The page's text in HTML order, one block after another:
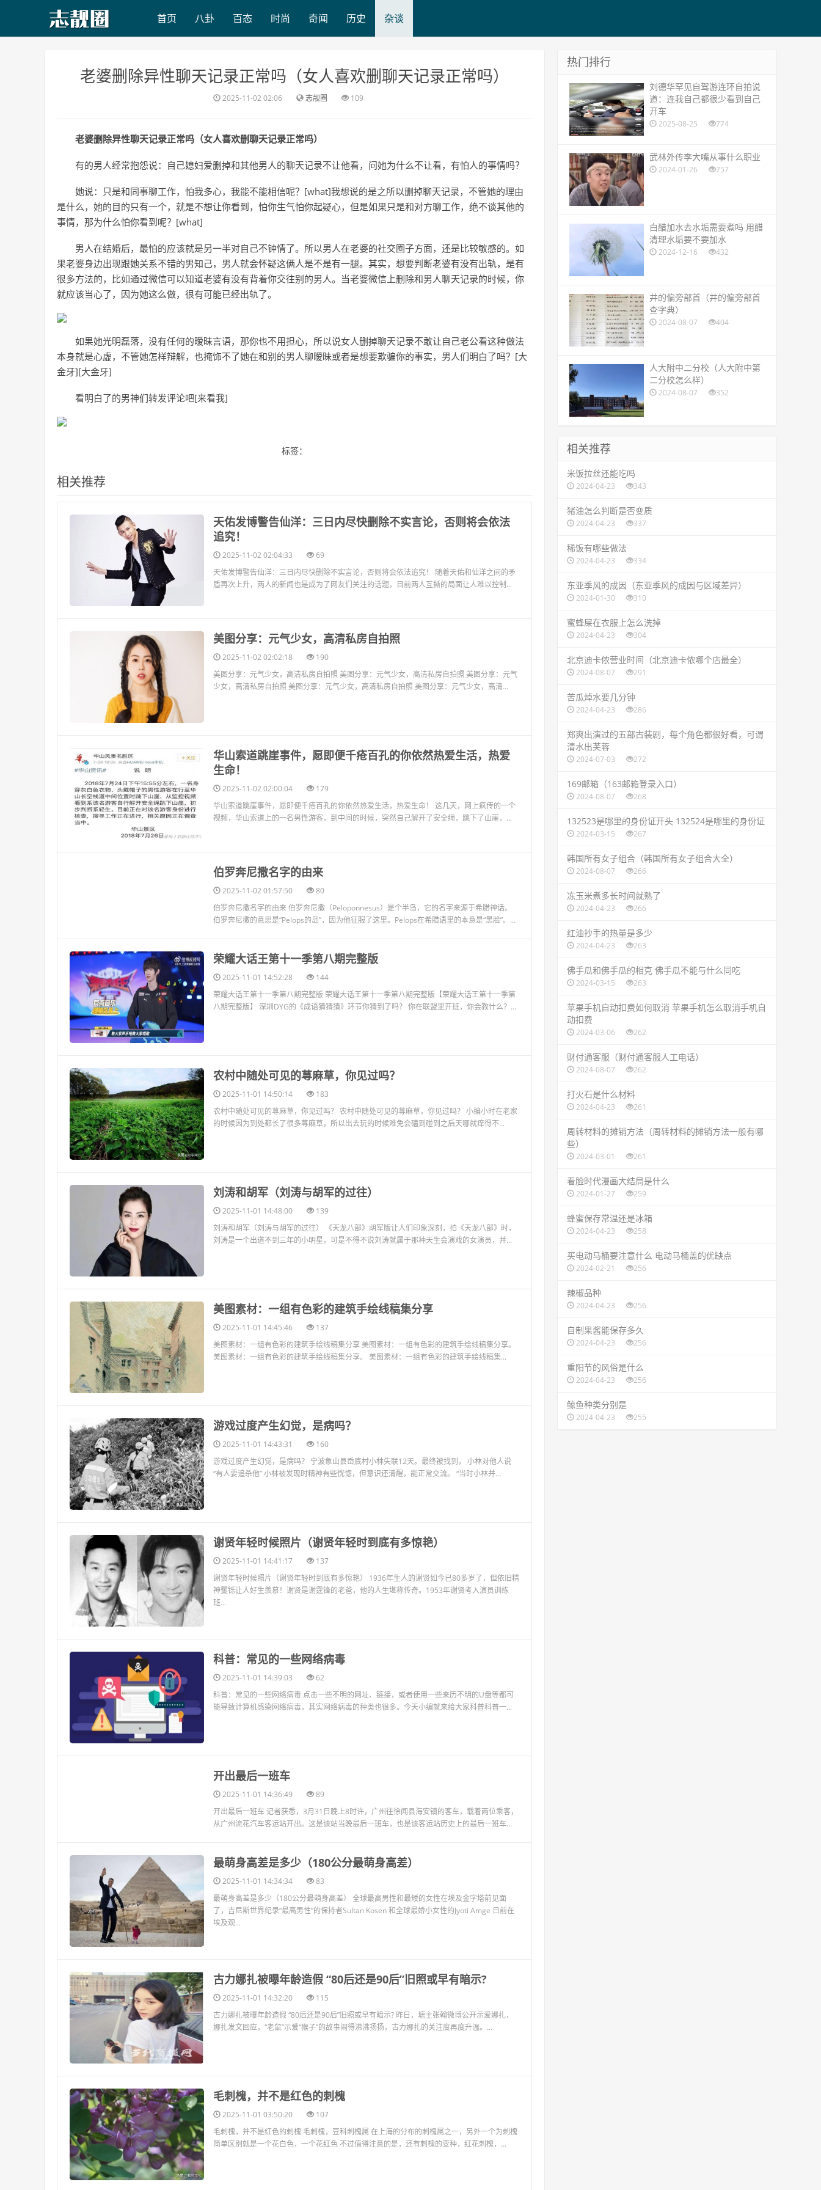
首页 八卦 百态 时尚 奇闻 历史 杂谈
​老婆删除异性聊天记录正常吗（女人喜欢删聊天记录正常吗）
2025-11-02 02:06 志靓圈 109
老婆删除异性聊天记录正常吗（女人喜欢删聊天记录正常吗）
有的男人经常抱怨说：自己媳妇爱删掉和其他男人的聊天记录不让他看，问她为什么不让看，有怕人的事情吗？
她说：只是和同事聊工作，怕我多心，我能不能相信呢？[what]我想说的是之所以删掉聊天记录，不管她的理由
是什么，她的目的只有一个，就是不想让你看到，怕你生气怕你起疑心，但是如果只是和对方聊工作，绝不谈其他的
事情，那为什么怕你看到呢？[what]
男人在结婚后，最怕的应该就是另一半对自己不钟情了。所以男人在老婆的社交圈子方面，还是比较敏感的。如
果老婆身边出现跟她关系不错的男知己，男人就会怀疑这俩人是不是有一腿。其实，想要判断老婆有没有出轨，是有
很多方法的，比如通过微信可以知道老婆有没有背着你交往别的男人。当老婆微信上删除和男人聊天记录的时候，你
就应该当心了，因为她这么做，很有可能已经出轨了。
如果她光明磊落，没有任何的暧昧言语，那你也不用担心，所以说女人删掉聊天记录不敢让自己老公看这种做法
本身就是心虚，不管她怎样辩解，也掩饰不了她在和别的男人聊暧昧或者是想要欺骗你的事实，男人们明白了吗？[大
金牙][大金牙]
看明白了的男神们转发评论吧[来看我]
标签：
相关推荐
​天佑发博警告仙洋：三日内尽快删除不实言论，否则将会依法
追究！
2025-11-02 02:04:33
69
天佑发博警告仙洋：三日内尽快删除不实言论，否则将会依法追究！ 随着天佑和仙洋之间的矛
盾再次上升，两人的新闻也是成为了网友们关注的话题，目前两人互撕的局面让人难以控制...
​美图分享：元气少女，高清私房自拍照
2025-11-02 02:02:18
190
美图分享：元气少女，高清私房自拍照 美图分享：元气少女，高清私房自拍照 美图分享：元气
少女，高清私房自拍照 美图分享：元气少女，高清私房自拍照 美图分享：元气少女，高清...
​华山索道跳崖事件，愿即便千疮百孔的你依然热爱生活，热爱
生命！
2025-11-02 02:00:04
179
华山索道跳崖事件，愿即便千疮百孔的你依然热爱生活，热爱生命！ 这几天，网上疯传的一个
视频，华山索道上的一名男性游客，到中间的时候，突然自己解开了安全绳，跳下了山崖，...
​伯罗奔尼撒名字的由来
2025-11-02 01:57:50
80
伯罗奔尼撒名字的由来 伯罗奔尼撒（Peloponnesus）是个半岛，它的名字来源于希腊神话。
伯罗奔尼撒的意思是“Pelops的岛”，因为他征服了这里。Pelops在希腊语里的本意是“黑脸”。...
​荣耀大话王第十一季第八期完整版
2025-11-01 14:52:28
144
荣耀大话王第十一季第八期完整版 荣耀大话王第十一季第八期完整版【荣耀大话王第十一季第
八期完整版】 深圳DYG的《成语猜猜猜》环节你猜到了吗？ 你在联盟里开班，你会教什么？...
​农村中随处可见的荨麻草，你见过吗？
2025-11-01 14:50:14
183
农村中随处可见的荨麻草，你见过吗？ 农村中随处可见的荨麻草，你见过吗？ 小编小时在老家
的时候因为到处都长了很多荨麻草，所以出去玩的时候难免会磕到碰到之后天哪就痒得不...
​刘涛和胡军（刘涛与胡军的过往）
2025-11-01 14:48:00
139
刘涛和胡军（刘涛与胡军的过往） 《天龙八部》胡军版让人们印象深刻，拍《天龙八部》时，
刘涛是一个出道不到三年的小明星，可是不得不说刘涛就属于那种天生会演戏的女演员，并...
​美图素材：一组有色彩的建筑手绘线稿集分享
2025-11-01 14:45:46
137
美图素材：一组有色彩的建筑手绘线稿集分享 美图素材：一组有色彩的建筑手绘线稿集分享。
美图素材：一组有色彩的建筑手绘线稿集分享。 美图素材：一组有色彩的建筑手绘线稿集...
​游戏过度产生幻觉，是病吗？
2025-11-01 14:43:31
160
游戏过度产生幻觉，是病吗？ 宁波象山县岙底村小林失联12天。最终被找到， 小林对他人说
“有人要追杀他” 小林被发现时精神有些恍惚，但意识还清醒，能正常交流。 “当时小林并...
​谢贤年轻时候照片（谢贤年轻时到底有多惊艳）
2025-11-01 14:41:17
137
谢贤年轻时候照片（谢贤年轻时到底有多惊艳） 1936年生人的谢贤如今已80多岁了，但依旧精
神矍铄让人好生羡慕！谢贤是谢霆锋的老爸，他的人生堪称传奇。1953年谢贤考入演员训练
班...
​科普：常见的一些网络病毒
2025-11-01 14:39:03
62
科普：常见的一些网络病毒 点击一些不明的网址、链接，或者使用一些来历不明的U盘等都可
能导致计算机感染网络病毒，其实网络病毒的种类也很多。今天小编就来给大家科普科普一...
​开出最后一班车
2025-11-01 14:36:49
89
开出最后一班车 记者获悉，3月31日晚上8时许，广州往徐闻县海安镇的客车，载着两位乘客，
从广州流花汽车客运站开出。这是该站当晚最后一班车，也是该客运站历史上的最后一班车...
​最萌身高差是多少（180公分最萌身高差）
2025-11-01 14:34:34
83
最萌身高差是多少（180公分最萌身高差） 全球最高男性和最矮的女性在埃及金字塔前见面
了，吉尼斯世界纪录“最高男性”的保持者Sultan Kosen 和全球最娇小女性的Jyoti Amge 日前在
埃及观...
​古力娜扎被曝年龄造假 “80后还是90后”旧照或早有暗示?
2025-11-01 14:32:20
115
古力娜扎被曝年龄造假 “80后还是90后”旧照或早有暗示? 昨日，塘主张翰微博公开示爱娜扎，
娜扎发文回应，“老鼠”示爱“猴子”的故事闹得沸沸扬扬，古力娜扎的关注度再度升温。...
​毛刺槐，并不是红色的刺槐
2025-11-01 03:50:20
107
毛刺槐，并不是红色的刺槐 毛刺槐，豆科刺槐属 在上海的分布的刺槐属之一，另外一个为刺槐
简单区别就是一个花白色，一个花红色 不过值得注意的是，还有刺槐的变种，红花刺槐，...
热门排行
​刘德华罕见自驾游连环自拍说
道：连我自己都很少看到自己
开车
2025-08-25 774
​武林外传李大嘴从事什么职业
2024-01-26 757
​白醋加水去水垢需要煮吗 用醋
清理水垢要不要加水
2024-12-16 432
​井的偏旁部首（井的偏旁部首
查字典）
2024-08-07 404
​人大附中二分校（人大附中第
二分校怎么样）
2024-08-07 352
相关推荐
​米饭拉丝还能吃吗
2024-04-23 343
​猪油怎么判断是否变质
2024-04-23 337
​稀饭有哪些做法
2024-04-23 334
​东亚季风的成因（东亚季风的成因与区域差异）
2024-01-30 310
​蜜蜂屎在衣服上怎么洗掉
2024-04-23 304
​北京迪卡侬营业时间（北京迪卡侬哪个店最全）
2024-08-07 291
​苦瓜焯水要几分钟
2024-04-23 286
​郑爽出演过的五部古装剧，每个角色都很好看，可谓
清水出芙蓉
2024-07-03 272
​169邮箱（163邮箱登录入口）
2024-08-07 268
​132523是哪里的身份证开头 132524是哪里的身份证
2024-03-15 267
​韩国所有女子组合（韩国所有女子组合大全）
2024-08-07 266
​冻玉米煮多长时间就熟了
2024-04-23 266
​红油抄手的热量是多少
2024-04-23 263
​佛手瓜和佛手瓜的相克 佛手瓜不能与什么同吃
2024-03-15 263
​苹果手机自动扣费如何取消 苹果手机怎么取消手机自
动扣费
2024-03-06 262
​财付通客服（财付通客服人工电话）
2024-08-07 262
​打火石是什么材料
2024-04-23 261
​周转材料的摊销方法（周转材料的摊销方法一般有哪
些）
2024-03-01 261
​看脸时代漫画大结局是什么
2024-01-27 259
​蜂蜜保存常温还是冰箱
2024-04-23 258
​买电动马桶要注意什么 电动马桶盖的优缺点
2024-02-21 256
​辣椒品种
2024-04-23 256
​自制果酱能保存多久
2024-04-23 256
​重阳节的风俗是什么
2024-04-23 256
​鲸鱼种类分别是
2024-04-23 255